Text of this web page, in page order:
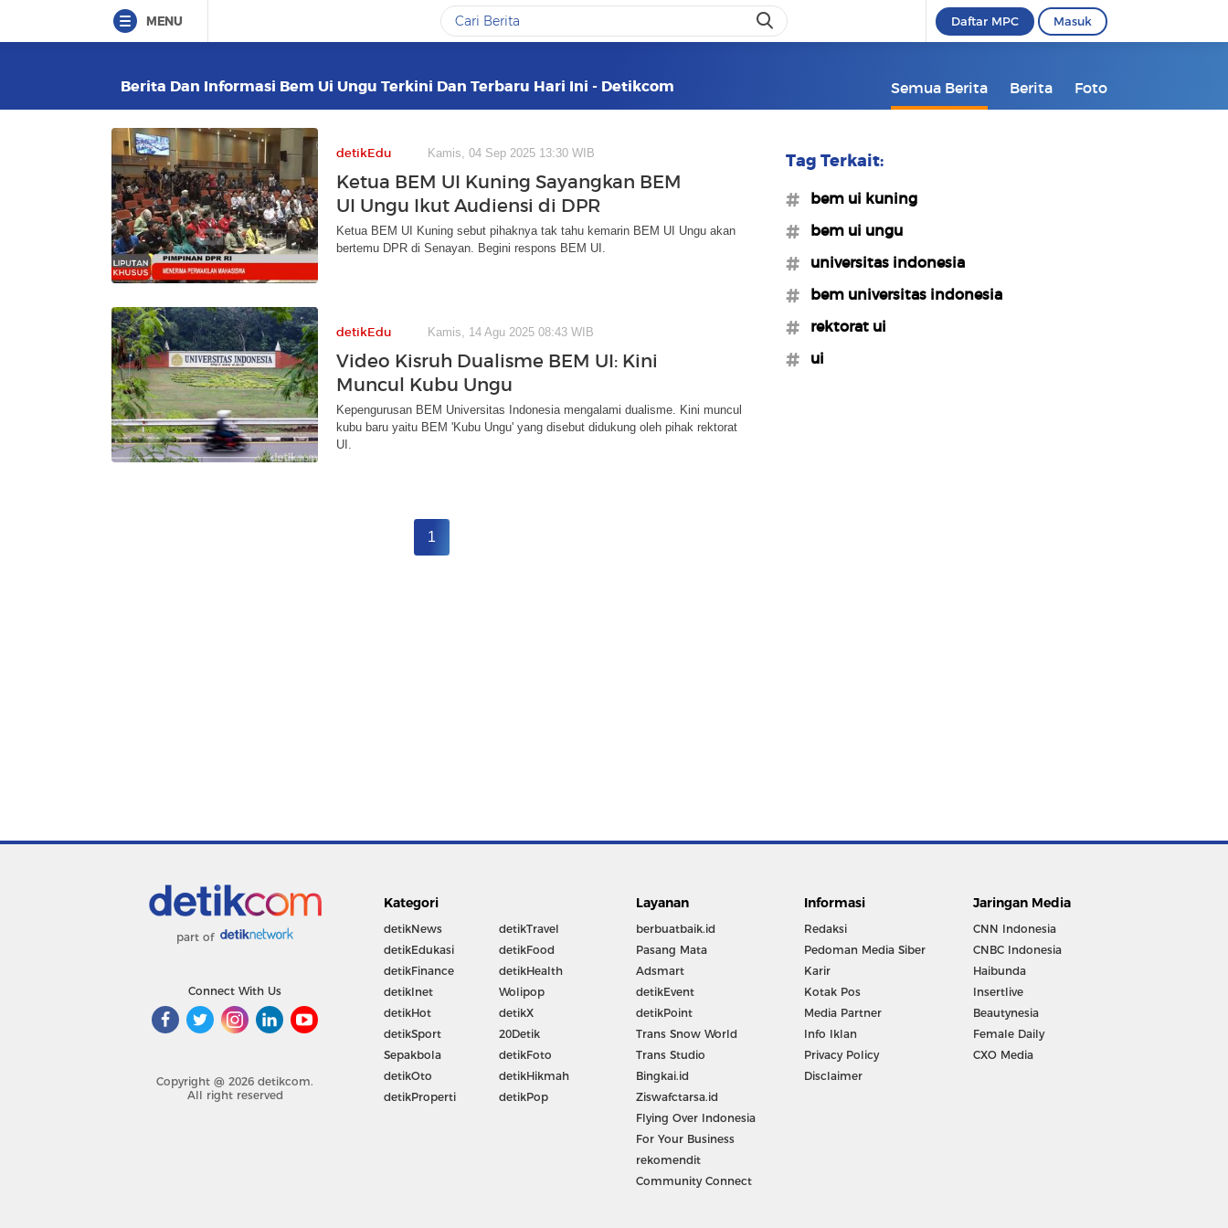
MENU Daftar MPC Masuk
Berita Dan Informasi Bem Ui Ungu Terkini Dan Terbaru Hari Ini - Detikcom Semua Berita Berita Foto
detikEdu Kamis, 04 Sep 2025 13:30 WIB
Ketua BEM UI Kuning Sayangkan BEM
UI Ungu Ikut Audiensi di DPR
Ketua BEM UI Kuning sebut pihaknya tak tahu kemarin BEM UI Ungu akan
bertemu DPR di Senayan. Begini respons BEM UI.
detikEdu Kamis, 14 Agu 2025 08:43 WIB
Video Kisruh Dualisme BEM UI: Kini
Muncul Kubu Ungu
Kepengurusan BEM Universitas Indonesia mengalami dualisme. Kini muncul
kubu baru yaitu BEM 'Kubu Ungu' yang disebut didukung oleh pihak rektorat
UI.
1
Tag Terkait:
#bem ui kuning
#bem ui ungu
#universitas indonesia
#bem universitas indonesia
#rektorat ui
#ui
part of
Connect With Us
Copyright @ 2026 detikcom.
All right reserved
Kategori
detikNews
detikEdukasi
detikFinance
detikInet
detikHot
detikSport
Sepakbola
detikOto
detikProperti
detikTravel
detikFood
detikHealth
Wolipop
detikX
20Detik
detikFoto
detikHikmah
detikPop
Layanan
berbuatbaik.id
Pasang Mata
Adsmart
detikEvent
detikPoint
Trans Snow World
Trans Studio
Bingkai.id
Ziswafctarsa.id
Flying Over Indonesia
For Your Business
rekomendit
Community Connect
Informasi
Redaksi
Pedoman Media Siber
Karir
Kotak Pos
Media Partner
Info Iklan
Privacy Policy
Disclaimer
Jaringan Media
CNN Indonesia
CNBC Indonesia
Haibunda
Insertlive
Beautynesia
Female Daily
CXO Media